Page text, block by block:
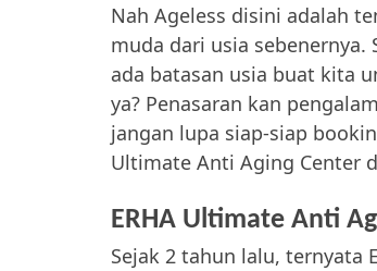
Nah Ageless disini adalah
muda dari usia
ada batasan usia buat kita
ya? Penasaran kan
jangan lupa siap-siap
Ultimate Anti Aging Center
ERHA Ultimate Anti
Sejak 2 tahun lalu, ternyata